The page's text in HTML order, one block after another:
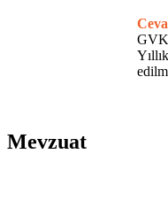
GVK
Mevzuat